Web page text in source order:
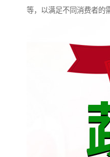
等，以满足不同消费者的